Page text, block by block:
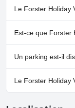
Oui, Forster
une ou plusieurs
Piscine Extérieure.
Le Forster Holiday
Non, il n'y a pas de
Est-ce que Forster
Non, Forster
Un parking est-il
Oui, un parking est
Le Forster Holiday